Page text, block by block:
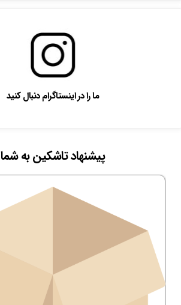
ما را در اینستاگرام دنبال کنید
پیشنهاد تاشکین به شما